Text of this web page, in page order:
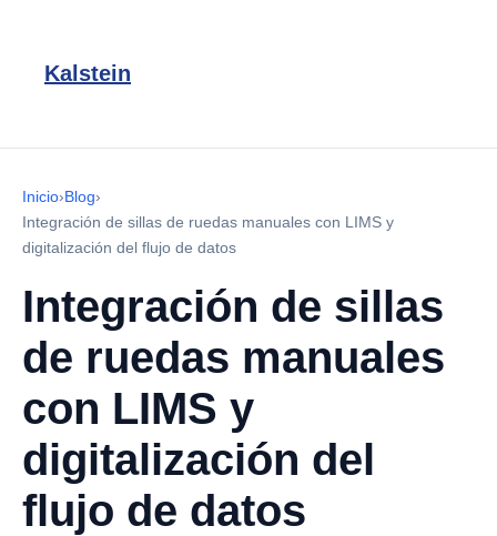
Kalstein
Inicio›Blog›
Integración de sillas de ruedas manuales con LIMS y
digitalización del flujo de datos
Integración de sillas
de ruedas manuales
con LIMS y
digitalización del
flujo de datos